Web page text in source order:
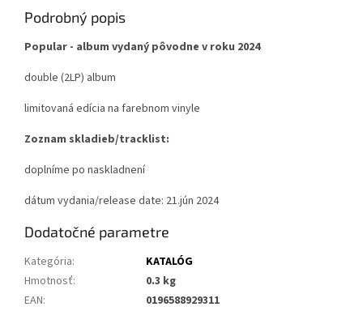
Podrobný popis
Popular - album vydaný pôvodne v roku 2024
double (2LP) album
limitovaná edícia na farebnom vinyle
Zoznam skladieb/tracklist:
doplníme po naskladnení
dátum vydania/release date: 21.jún 2024
Dodatočné parametre
Kategória:
KATALÓG
Hmotnosť:
0.3 kg
EAN:
0196588929311